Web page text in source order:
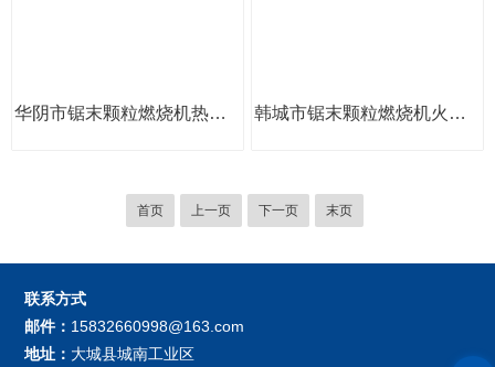
华阴市锯末颗粒燃烧机热力供暖锅炉 韩城市锯末颗粒燃烧机火口方向图片
首页 上一页 下一页 末页
联系方式
邮件： 15832660998@163.com
地址： 大城县城南工业区